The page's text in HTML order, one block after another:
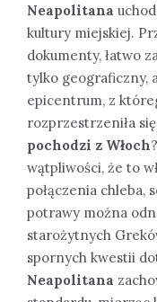
Neapolitana
kultury miejskiej.
dokumenty, łatwo
tylko geograficzny,
epicentrum, z
rozprzestrzeniła
pochodzi z Włoch
wątpliwości, że to
połączenia chleba,
potrawy można
starożytnych
spornych kwestii
Neapolitana